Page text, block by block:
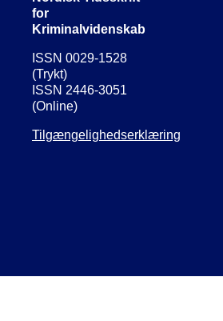
for
Kriminalvidenskab
ISSN 0029-1528
(Trykt)
ISSN 2446-3051
(Online)
Tilgængelighedserklæring